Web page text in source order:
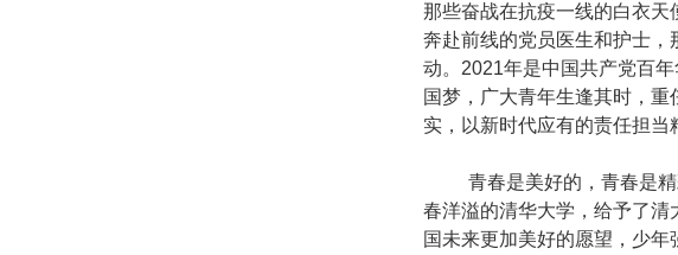
那些奋战在抗疫一线的白衣
奔赴前线的党员医生和护士
动。 2021年是中国共产党百
国梦，广大青年生逢其时，
实，以新时代应有的责任担当
青春是美好的，青春是
春洋溢的清华大学，给予了清
国未来更加美好的愿望，少